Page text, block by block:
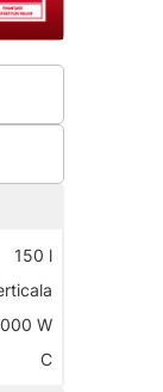
150 l
W
C